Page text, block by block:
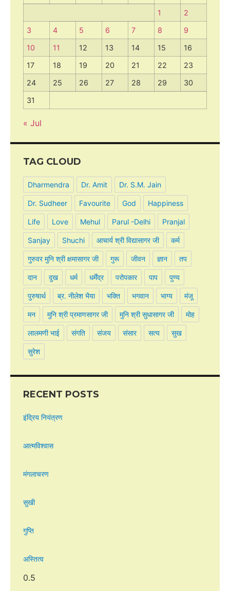
1
2
3
4 5 6 7 8
9
10
11 12 13 14 15
16
17
18 19 20 21 22
23
24
25 26 27 28 29
30
31
« Jul
TAG CLOUD
Dharmendra Dr. Amit Dr. S.M. Jain
Dr. Sudheer Favourite God Happiness
Life Love Mehul Parul -Delhi Pranjal
Sanjay Shuchi आचार्य श्री विद्यासागर जी कर्म
गुरुवर मुनि श्री क्षमासागर जी गुरू जीवन ज्ञान तप
दान दुख धर्म धर्मेंद्र परोपकार पाप पुण्य
पुरुषार्थ ब्र. नीलेश भैया भक्ति भगवान भाग्य मंजू
मन मुनि श्री प्रमाणसागर जी मुनि श्री सुधासागर जी मोह
लालमणी भाई संगति संजय संसार सत्य सुख
सुरेश
RECENT POSTS
इंद्रिय नियंत्रण
आत्मविश्वास
मंगलाचरण
सुखी
गुप्ति
अस्तित्व